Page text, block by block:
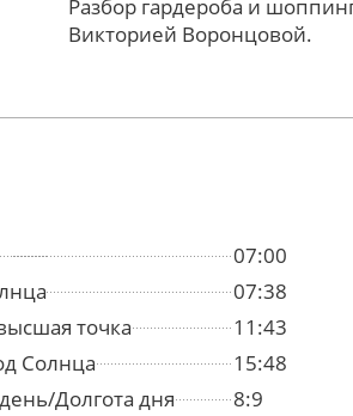
Разбор гардероба и
Викторией Воронцовой.
07:00
07:38
точка
11:43
Солнца
15:48
Долгота дня
8:9